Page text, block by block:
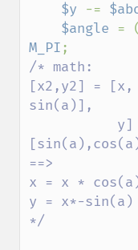
$y -=
$angle = (
M_PI
/* math:
[x2,y2] =
sin(a)],
==>
x = x *
y = x*-sin(a)
*/